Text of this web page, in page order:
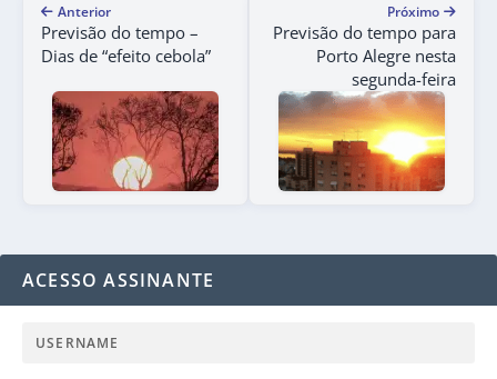
Anterior
Previsão do tempo –
Dias de “efeito cebola”
Próximo
Previsão do tempo para
Porto Alegre nesta
segunda-feira
ACESSO ASSINANTE